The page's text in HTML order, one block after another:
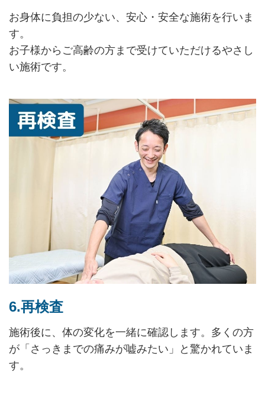
お身体に負担の少ない、安心・安全な施術を行いま
す。
お子様からご高齢の方まで受けていただけるやさし
い施術です。
6.再検査
施術後に、体の変化を一緒に確認します。多くの方
が「さっきまでの痛みが嘘みたい」と驚かれていま
す。